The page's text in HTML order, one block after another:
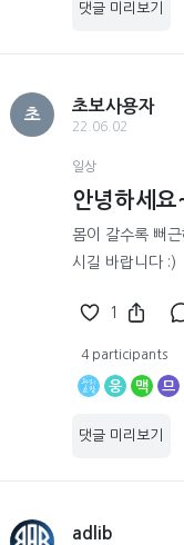
댓글 미리보기
초
초보사용자
22.06.02
일상
안녕하세
몸이 갈수록 뻐
시길 바랍니다 :)
1
4 participants
웅 맥 므
댓글 미리보기
adlib